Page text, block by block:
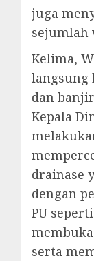
juga
sejumlah
Kelima,
langsung
dan
Kepala
drainase
dengan
PU
serta